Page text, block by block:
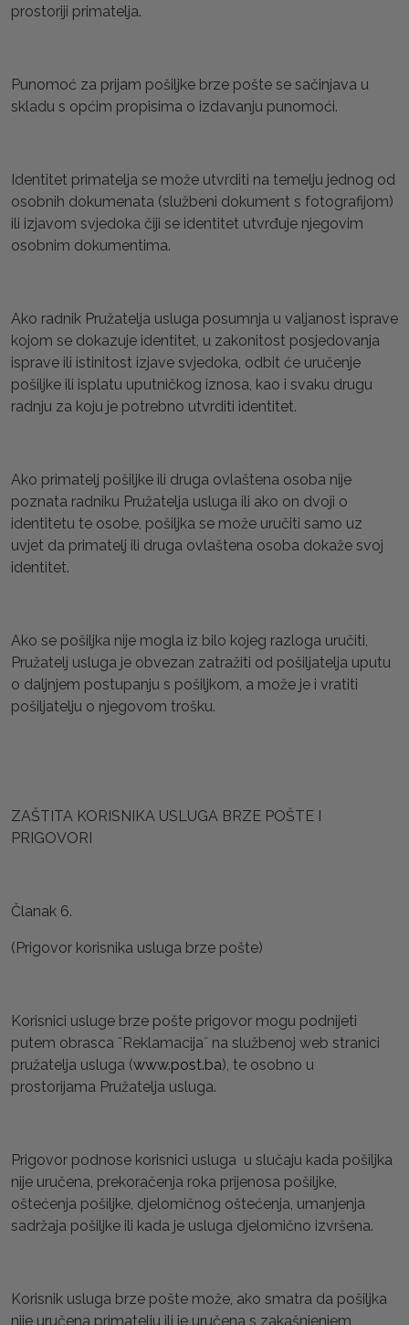
prostoriji primatelja.
Punomoć za prijam pošiljke brze pošte se sačinjava u
skladu s općim propisima o izdavanju punomoći.
Identitet primatelja se može utvrditi na temelju jednog od
osobnih dokumenata (službeni dokument s fotografijom)
ili izjavom svjedoka čiji se identitet utvrđuje njegovim
osobnim dokumentima.
Ako radnik Pružatelja usluga posumnja u valjanost isprave
kojom se dokazuje identitet, u zakonitost posjedovanja
isprave ili istinitost izjave svjedoka, odbit će uručenje
pošiljke ili isplatu uputničkog iznosa, kao i svaku drugu
radnju za koju je potrebno utvrditi identitet.
Ako primatelj pošiljke ili druga ovlaštena osoba nije
poznata radniku Pružatelja usluga ili ako on dvoji o
identitetu te osobe, pošiljka se može uručiti samo uz
uvjet da primatelj ili druga ovlaštena osoba dokaže svoj
identitet.
Ako se pošiljka nije mogla iz bilo kojeg razloga uručiti,
Pružatelj usluga je obvezan zatražiti od pošiljatelja uputu
o daljnjem postupanju s pošiljkom, a može je i vratiti
pošiljatelju o njegovom trošku.
ZAŠTITA KORISNIKA USLUGA BRZE POŠTE I
PRIGOVORI
Članak 6.
(Prigovor korisnika usluga brze pošte)
Korisnici usluge brze pošte prigovor mogu podnijeti
putem obrasca ˝Reklamacija˝ na službenoj web stranici
pružatelja usluga (www.post.ba), te osobno u
prostorijama Pružatelja usluga.
Prigovor podnose korisnici usluga u slučaju kada pošiljka
nije uručena, prekoračenja roka prijenosa pošiljke,
oštećenja pošiljke, djelomičnog oštećenja, umanjenja
sadržaja pošiljke ili kada je usluga djelomično izvršena.
Korisnik usluga brze pošte može, ako smatra da pošiljka
nije uručena primatelju ili je uručena s zakašnjenjem,